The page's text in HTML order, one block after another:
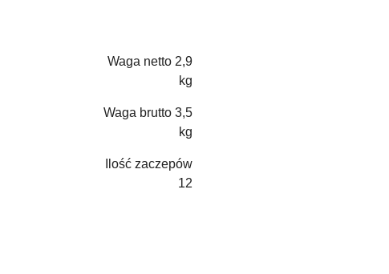
Waga netto 2,9
kg
Waga brutto 3,5
kg
Ilość zaczepów
12